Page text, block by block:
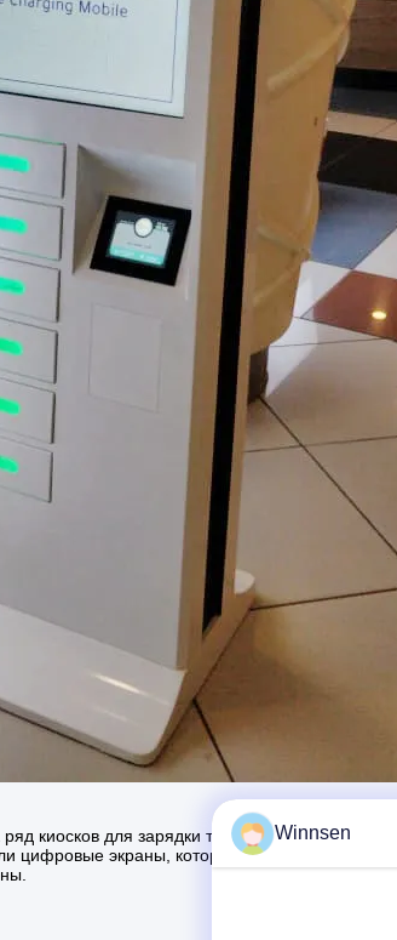
киосков для зарядки телефонов в отелях,
цифровые экраны, которые отображали
Winnsen